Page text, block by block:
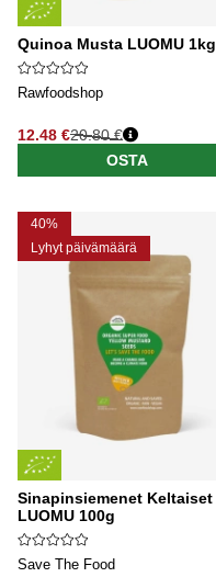
Quinoa Musta LUOMU 1kg
Rawfoodshop
12.48 €
Normaali hinta
20.80 €
OSTA
40%
Lyhyt päivämäärä
Sinapinsiemenet Keltaiset
LUOMU 100g
Save The Food